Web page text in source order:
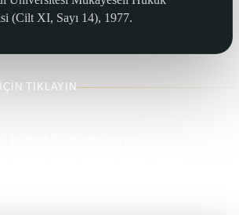
(Cilt XI, Sayı 14), 1977.
TIKLAYIN